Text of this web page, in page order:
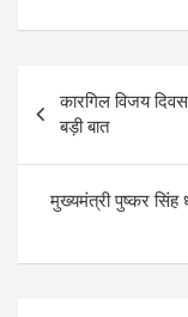
b
o
o
k
navigation
कारगिल विजय
बड़ी बात
मुख्यमंत्री पुष्कर सिंह